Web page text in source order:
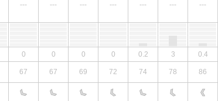
--- --- --- --- --- --- ---
0 0 0 0 0.2 3 0.4
67 67 69 72 74 78 86